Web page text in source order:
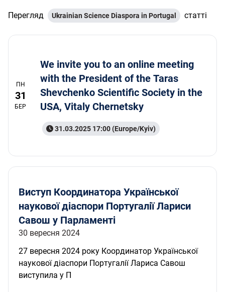
Перегляд Ukrainian Science Diaspora in Portugal статті
ПН
31
БЕР
We invite you to an online meeting
with the President of the Taras
Shevchenko Scientific Society in the
USA, Vitaly Chernetsky
31.03.2025 17:00 (Europe/Kyiv)
Виступ Координатора Української
наукової діаспори Португалії Лариси
Савош у Парламенті
30 вересня 2024
27 вересня 2024 року Координатор Української
наукової діаспори Португалії Лариса Савош
виступила у П